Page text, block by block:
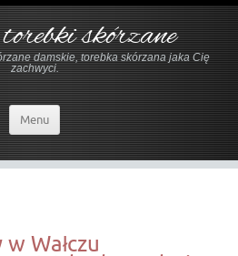
skórzane
damskie, torebka skórzana jaka Cię
zachwyci.
Menu
Wałczu